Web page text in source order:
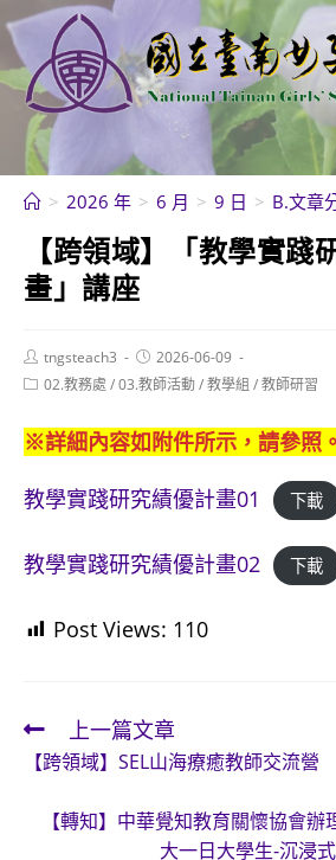
跳
轉
至
內
> 2026 年 > 6 月 > 9 日 > B.文章
【跨領域】「教學實踐
畫」講座
Post
author:
tngsteach3
Post
published:
2026-06-09
Post02.教務處 /03.教師活動/教學組 /教師研習
※詳細內容如附件所示，請參照。
教學實踐研究績優計畫01
下載
教學實踐研究績優計畫02 下載
Post Views: 110
Read
more
articles
上一篇文章
【跨領域】SEL山海療癒教師交流營
【轉知】中華覺知教育關懷協會
大一日大學生-沉浸